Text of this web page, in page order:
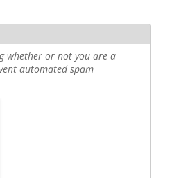
whether or not you are a
automated spam